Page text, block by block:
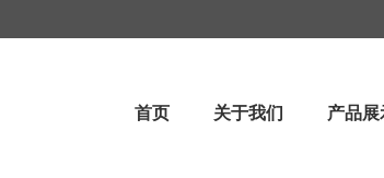
首页 关于我们 产品展